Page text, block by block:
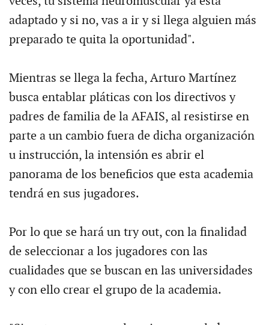
adaptado y si no, vas a ir y si llega alguien más
preparado te quita la oportunidad".
Mientras se llega la fecha, Arturo Martínez
busca entablar pláticas con los directivos y
padres de familia de la AFAIS, al resistirse en
parte a un cambio fuera de dicha organización
u instrucción, la intensión es abrir el
panorama de los beneficios que esta academia
tendrá en sus jugadores.
Por lo que se hará un try out, con la finalidad
de seleccionar a los jugadores con las
cualidades que se buscan en las universidades
y con ello crear el grupo de la academia.